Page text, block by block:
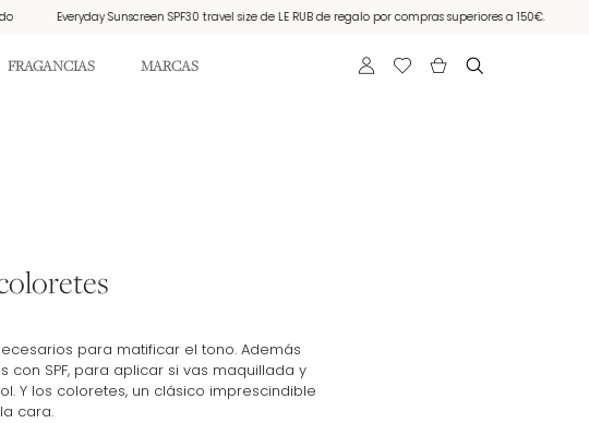
Everyday Sunscreen SPF30 travel size de LE RUB de regalo por compras superiores a 150€.
FRAGANCIAS MARCAS
para matificar el tono. Además
con SPF, para aplicar si vas maquillada y
Y los coloretes, un clásico imprescindible
cara.